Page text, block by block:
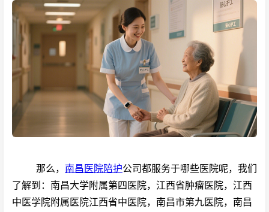
那么， 南昌医院陪护公司都服务于哪些医院呢，我们
了解到：南昌大学附属第四医院，江西省肿瘤医院，江西
中医学院附属医院江西省中医院，南昌市第九医院，南昌